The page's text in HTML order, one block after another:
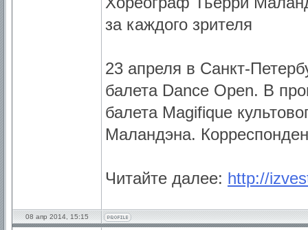
за каждого зрителя
23 апреля в Санкт-
балета Dance Open. В
балета Magifique
Маландэна.
Читайте далее: http://
08 апр 2014, 15:15